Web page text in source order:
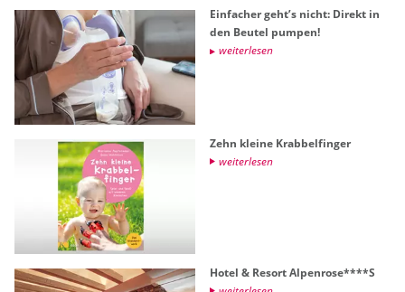
Ein­fa­cher geht’s nicht: Di­rekt in
den Beu­tel pum­pen!
wei­ter­le­sen
Zehn klei­ne Krab­bel­fin­ger
wei­ter­le­sen
Hotel & Re­sort Al­pen­ro­se****S